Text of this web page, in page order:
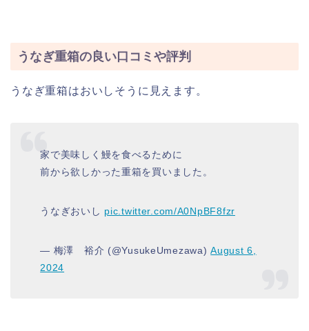
うなぎ重箱の良い口コミや評判
うなぎ重箱はおいしそうに見えます。
家で美味しく鰻を食べるために
前から欲しかった重箱を買いました。
うなぎおいし pic.twitter.com/A0NpBF8fzr
— 梅澤 裕介 (@YusukeUmezawa)August 6,
2024